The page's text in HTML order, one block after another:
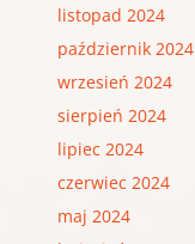
listopad 2024
październik 2024
wrzesień 2024
sierpień 2024
lipiec 2024
czerwiec 2024
maj 2024